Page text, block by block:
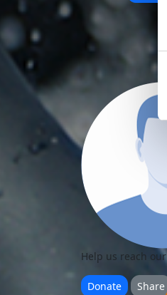
Help us reach our
Donate Share